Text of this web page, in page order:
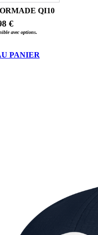
QI10
€
avec options.
PANIER